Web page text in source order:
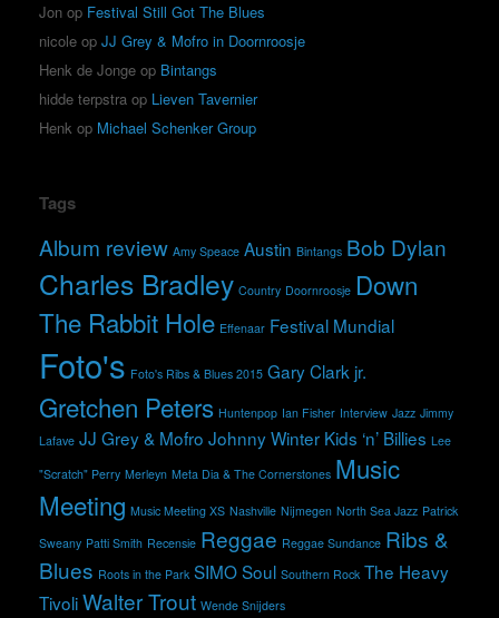
Jon op Festival Still Got The Blues
nicole op JJ Grey & Mofro in Doornroosje
Henk de Jonge op Bintangs
hidde terpstra op Lieven Tavernier
Henk op Michael Schenker Group
Tags
Album review Amy Speace Austin Bintangs Bob Dylan
Charles Bradley Country Doornroosje Down
The Rabbit Hole Effenaar Festival Mundial
Foto's Foto's Ribs & Blues 2015 Gary Clark jr.
Gretchen Peters Huntenpop Ian Fisher Interview Jazz Jimmy
Lafave JJ Grey & Mofro Johnny Winter Kids ‘n’ Billies Lee
"Scratch" Perry Merleyn Meta Dia & The Cornerstones Music
Meeting Music Meeting XS Nashville Nijmegen North Sea Jazz Patrick
Sweany Patti Smith Recensie Reggae Reggae Sundance Ribs &
Blues Roots in the Park SIMOSoul Southern Rock The Heavy
TivoliWalter Trout Wende Snijders